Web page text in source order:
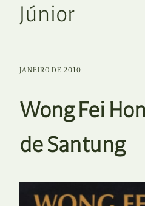
Júnior
JANEIRO DE 2010
Wong Fei
de Santung